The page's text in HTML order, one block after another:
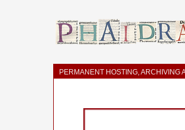
PERMANENT HOSTING, ARCHIVING